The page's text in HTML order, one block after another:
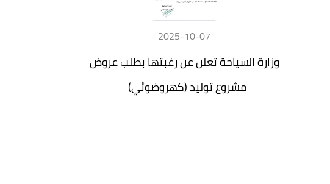
2025-10-07
وزارة السياحة تعلن عن رغبتها بطلب عروض
مشروع توليد (كهروضوئي)